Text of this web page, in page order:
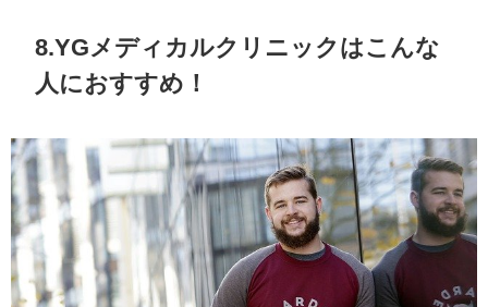
8.YGメディカルクリニックはこんな
人におすすめ！